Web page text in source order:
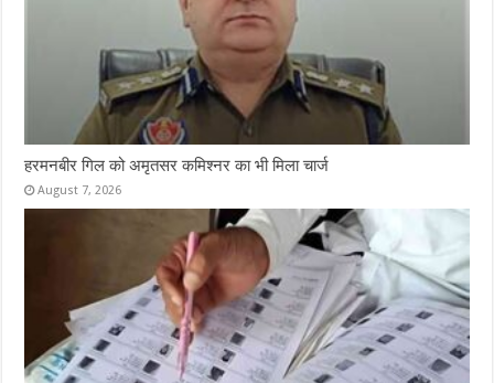
हरमनबीर गिल को अमृतसर कमिश्नर का भी मिला चार्ज
August 7, 2026